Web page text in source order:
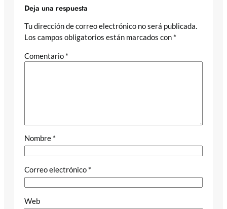
Deja una respuesta
Tu dirección de correo electrónico no será publicada.
Los campos obligatorios están marcados con *
Comentario *
Nombre *
Correo electrónico *
Web